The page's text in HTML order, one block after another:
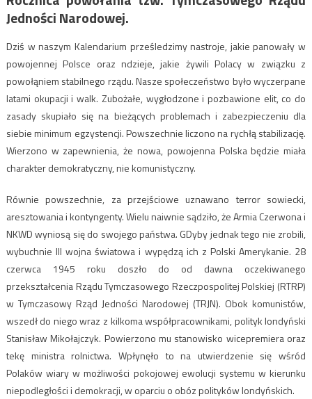
Jedności Narodowej.
Dziś w naszym Kalendarium prześledzimy nastroje, jakie panowały w
powojennej Polsce oraz ndzieje, jakie żywili Polacy w związku z
powołąniem stabilnego rządu. Nasze społeczeństwo było wyczerpane
latami okupacji i walk. Zubożałe, wygłodzone i pozbawione elit, co do
zasady skupiało się na bieżących problemach i zabezpieczeniu dla
siebie minimum egzystencji. Powszechnie liczono na rychłą stabilizację.
Wierzono w zapewnienia, że nowa, powojenna Polska będzie miała
charakter demokratyczny, nie komunistyczny.
Równie powszechnie, za przejściowe uznawano terror sowiecki,
aresztowania i kontyngenty. Wielu naiwnie sądziło, że Armia Czerwona i
NKWD wyniosą się do swojego państwa. GDyby jednak tego nie zrobili,
wybuchnie III wojna światowa i wypędzą ich z Polski Amerykanie. 28
czerwca 1945 roku doszło do od dawna oczekiwanego
przekształcenia Rządu Tymczasowego Rzeczpospolitej Polskiej (RTRP)
w Tymczasowy Rząd Jedności Narodowej (TRJN). Obok komunistów,
wszedł do niego wraz z kilkoma współpracownikami, polityk londyński
Stanisław Mikołajczyk. Powierzono mu stanowisko wicepremiera oraz
tekę ministra rolnictwa. Wpłynęło to na utwierdzenie się wśród
Polaków wiary w możliwości pokojowej ewolucji systemu w kierunku
niepodległości i demokracji, w oparciu o obóz polityków londyńskich.